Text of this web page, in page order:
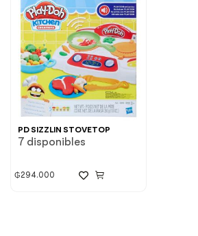
PD SIZZLIN STOVETOP
7 disponibles
₲294.000